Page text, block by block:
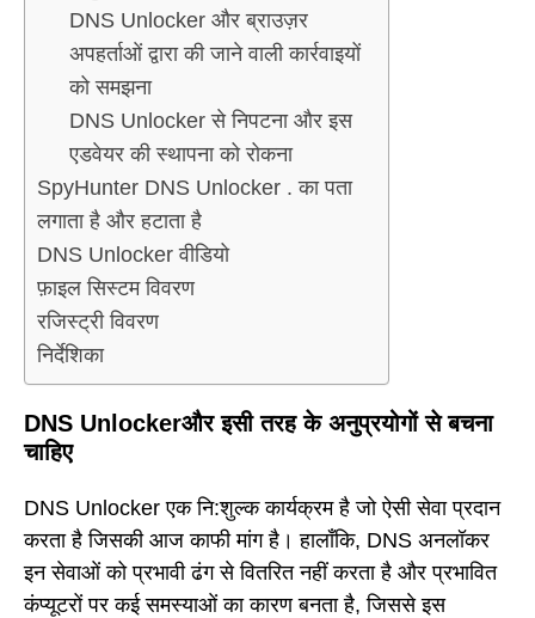
DNS Unlocker और ब्राउज़र
अपहर्ताओं द्वारा की जाने वाली कार्रवाइयों
को समझना
DNS Unlocker से निपटना और इस
एडवेयर की स्थापना को रोकना
SpyHunter DNS Unlocker . का पता
लगाता है और हटाता है
DNS Unlocker वीडियो
फ़ाइल सिस्टम विवरण
रजिस्ट्री विवरण
निर्देशिका
DNS Unlockerऔर इसी तरह के अनुप्रयोगों से बचना
चाहिए
DNS Unlocker एक नि:शुल्क कार्यक्रम है जो ऐसी सेवा प्रदान
करता है जिसकी आज काफी मांग है। हालाँकि, DNS अनलॉकर
इन सेवाओं को प्रभावी ढंग से वितरित नहीं करता है और प्रभावित
कंप्यूटरों पर कई समस्याओं का कारण बनता है, जिससे इस